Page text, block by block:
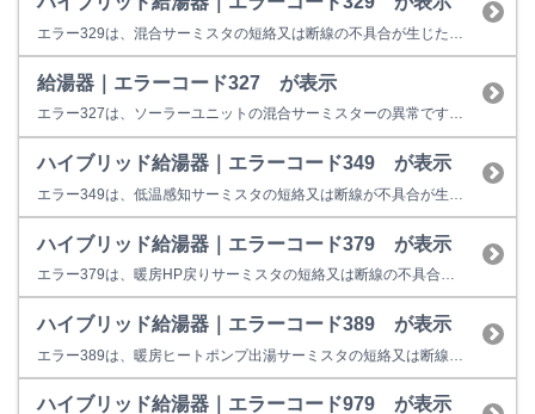
エラー329は、混合サーミスタの短絡又は断線の不具合が生じた際の表示です。 再運転出来ない場合は、故障の可能性があります。 【考えられる故障箇所】 混合サーミスタ、タンクユニット基盤 修理料金の目安は以下のとおりです。 12,600円～37,900円（税込） 【ご注意事項】 実際の修理料金は修理員よりご案内いたします。 訪問した場合は、修理を行わなくても出張費や故障診断料など...
給湯器｜エラーコード327 が表示
エラー327は、ソーラーユニットの混合サーミスターの異常です。 【対処方法】 リモコンの運転スイッチを一旦切っていただき、再操作してください。 改善しない場合は点検修理が必要です。修理は下記窓口よりご依頼ください。
ハイブリッド給湯器｜エラーコード349 が表示
ハイブリッド給湯器｜エラーコード379 が表示
エラー379は、暖房HP戻りサーミスタの短絡又は断線の不具合が生じた際の表示です。 再運転出来ない場合は、故障の可能性があります。 【考えられる故障箇所】 暖房HP戻りサーミスタ、タンクユニット基盤 修理料金の目安は以下のとおりです。 12,600円～37,900円（税込） 【ご注意事項】 実際の修理料金は修理員よりご案内いたします。 訪問した場合は、修理を行わなくても出張費...
ハイブリッド給湯器｜エラーコード389 が表示
ハイブリッド給湯器｜エラーコード979 が表示